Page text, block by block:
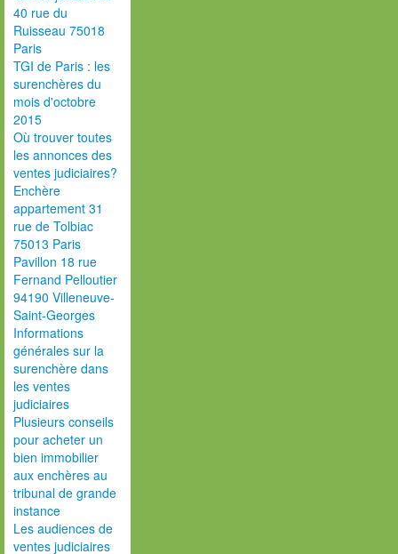
40 rue du
Ruisseau 75018
Paris
TGI de Paris : les
surenchères du
mois d'octobre
2015
Où trouver toutes
les annonces des
ventes judiciaires?
Enchère
appartement 31
rue de Tolbiac
75013 Paris
Pavillon 18 rue
Fernand Pelloutier
94190 Villeneuve-
Saint-Georges
Informations
générales sur la
surenchère dans
les ventes
judiciaires
Plusieurs conseils
pour acheter un
bien immobilier
aux enchères au
tribunal de grande
instance
Les audiences de
ventes judiciaires